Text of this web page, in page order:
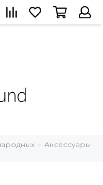
Аксессуары